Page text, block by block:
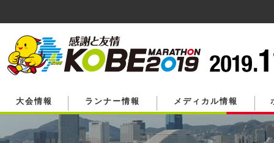
す。
大会情報 ランナー情報 メディカル情報